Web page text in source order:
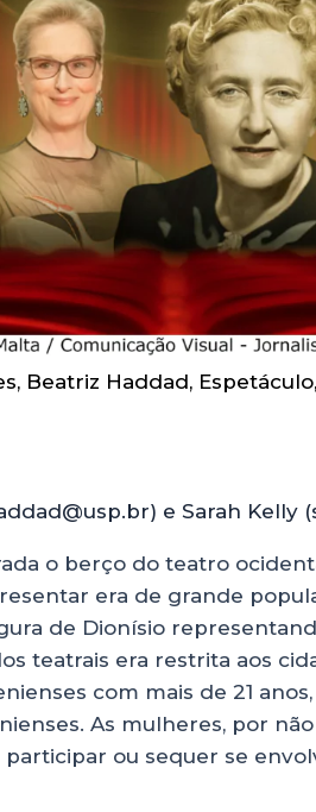
, Beatriz Haddad, Espetáculo,
e Sarah Kelly
o berço do teatro
era de grande
de Dionísio
teatrais era restrita aos
com mais de 21
As mulheres, por
ou sequer se